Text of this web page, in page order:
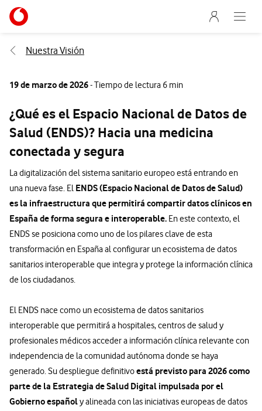
Ir a la pagina principal de vodafone.es
Menu
Abre
Nuestra Visión
19 de marzo de 2026- Tiempo de lectura 6 min
¿Qué es el Espacio Nacional de Datos de
Salud (ENDS)? Hacia una medicina
conectada y segura
La digitalización del sistema sanitario europeo está entrando en
una nueva fase. El ENDS (Espacio Nacional de Datos de Salud)
es la infraestructura que permitirá compartir datos clínicos en
España de forma segura e interoperable. En este contexto, el
ENDS se posiciona como uno de los pilares clave de esta
transformación en España al configurar un ecosistema de datos
sanitarios interoperable que integra y protege la información clínica
de los ciudadanos.
El ENDS nace como un ecosistema de datos sanitarios
interoperable que permitirá a hospitales, centros de salud y
profesionales médicos acceder a información clínica relevante con
independencia de la comunidad autónoma donde se haya
generado. Su despliegue definitivoestá previsto para 2026 como
parte de la Estrategia de Salud Digital impulsada por el
Gobierno españoly alineada con las iniciativas europeas de datos